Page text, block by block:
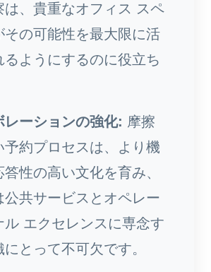
は、貴重なオフィス スペ
その可能性を最大限に活
るようにするのに役立ち
レーションの強化: 摩擦
予約プロセスは、より機
性の高い文化を育み、
公共サービスとオペレー
ル エクセレンスに専念す
にとって不可欠です。